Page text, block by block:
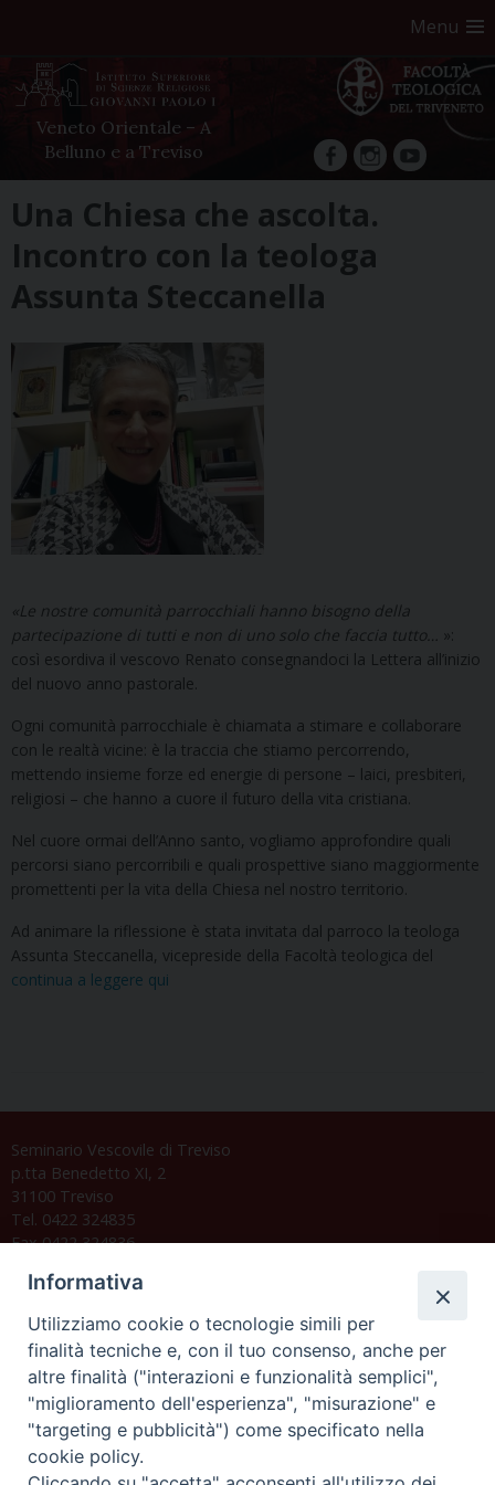
Menu
Veneto Orientale – A
Belluno e a Treviso
facebookInstagram
YouTube
to
content
Una Chiesa che ascolta.
Incontro con la teologa
Assunta Steccanella
«Le nostre comunità parrocchiali hanno bisogno della
partecipazione di tutti e non di uno solo che faccia tutto… »:
così esordiva il vescovo Renato consegnandoci la Lettera all’inizio
del nuovo anno pastorale.
Ogni comunità parrocchiale è chiamata a stimare e collaborare
con le realtà vicine: è la traccia che stiamo percorrendo,
mettendo insieme forze ed energie di persone – laici, presbiteri,
religiosi – che hanno a cuore il futuro della vita cristiana.
Nel cuore ormai dell’Anno santo, vogliamo approfondire quali
percorsi siano percorribili e quali prospettive siano maggiormente
promettenti per la vita della Chiesa nel nostro territorio.
Ad animare la riflessione è stata invitata dal parroco la teologa
Assunta Steccanella, vicepreside della Facoltà teologica del
continua a leggere qui
Seminario Vescovile di Treviso
p.tta Benedetto XI, 2
31100 Treviso
Tel. 0422 324835
Fax 0422 324836
C.F. 94004060268
Orario di segreteria
Lunedì 17.30-19.30
Martedì 17.30-19.30
Informativa
Utilizziamo cookie o tecnologie simili per
finalità tecniche e, con il tuo consenso, anche per
altre finalità ("interazioni e funzionalità semplici",
"miglioramento dell'esperienza", "misurazione" e
"targeting e pubblicità") come specificato nella
cookie policy.